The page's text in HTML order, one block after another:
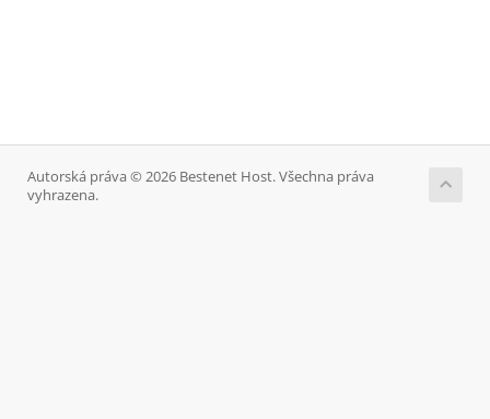
Autorská práva © 2026 Bestenet Host. Všechna práva
vyhrazena.